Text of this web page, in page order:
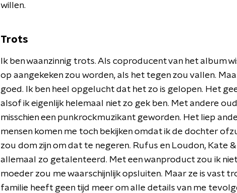
willen.
Trots
Ik ben waanzinnig trots. Als coproducent van het album
op aangekeken zou worden, als het tegen zou vallen.
goed. Ik ben heel opgelucht dat het zo is gelopen. Het
alsof ik eigenlijk helemaal niet zo gek ben. Met andere
misschien een punkrockmuzikant geworden. Het liep
mensen komen me toch bekijken omdat ik de dochter
zou dom zijn om dat te negeren. Rufus en Loudon, Kate &
allemaal zo getalenteerd. Met een wanproduct zou ik
moeder zou me waarschijnlijk opsluiten. Maar ze is vast
familie heeft geen tijd meer om alle details van me